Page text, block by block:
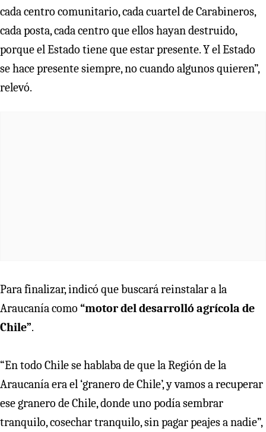
cada centro comunitario, cada cuartel de Carabineros,
cada posta, cada centro que ellos hayan destruido,
porque el Estado tiene que estar presente. Y el Estado
se hace presente siempre, no cuando algunos quieren”,
relevó.
Para finalizar, indicó que buscará reinstalar a la
Araucanía como “motor del desarrolló agrícola de
Chile”.
“En todo Chile se hablaba de que la Región de la
Araucanía era el ‘granero de Chile’, y vamos a recuperar
ese granero de Chile, donde uno podía sembrar
tranquilo, cosechar tranquilo, sin pagar peajes a nadie”,